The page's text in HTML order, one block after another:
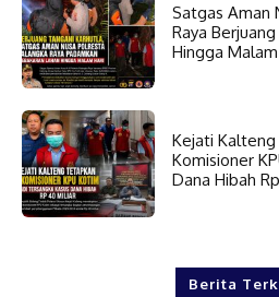
Satgas Aman
Raya
Hingga Malam
Kejati
Komisioner
Dana Hibah
Berita